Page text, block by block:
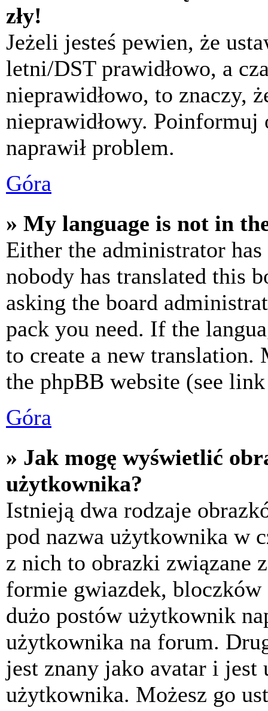
zły!
Jeżeli jesteś pewien, że
letni/DST prawidłowo, a
nieprawidłowo, to znaczy,
nieprawidłowy.
naprawił problem.
Góra
» My language is not in
Either the administrator
nobody has translated this
asking the board
pack you need. If the
to create a new
the phpBB website (see
Góra
» Jak mogę wyświetlić
użytkownika?
Istnieją dwa rodzaje
pod nazwa użytkownika w
z nich to obrazki związane
formie gwiazdek,
dużo postów użytkownik
użytkownika na forum.
jest znany jako avatar i jest
użytkownika. Możesz go